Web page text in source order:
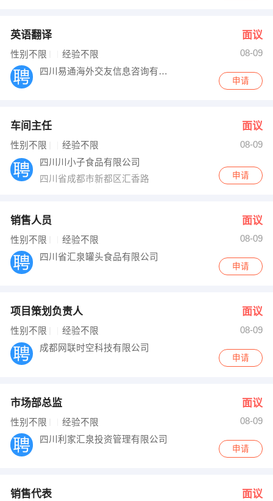
跟单
其他职位
英语翻译 面议
性别不限 经验不限
08-09
四川易通海外交友信息咨询有限公司
申请
车间主任 面议
性别不限 经验不限
08-09
四川川小子食品有限公司
四川省成都市新都区汇香路
申请
销售人员 面议
性别不限 经验不限
08-09
四川省汇泉罐头食品有限公司
申请
项目策划负责人 面议
性别不限 经验不限
08-09
成都网联时空科技有限公司
申请
市场部总监 面议
性别不限 经验不限
08-09
四川利家汇泉投资管理有限公司
申请
销售代表 面议